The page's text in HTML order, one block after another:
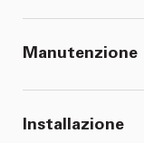
Manutenzione
Installazione